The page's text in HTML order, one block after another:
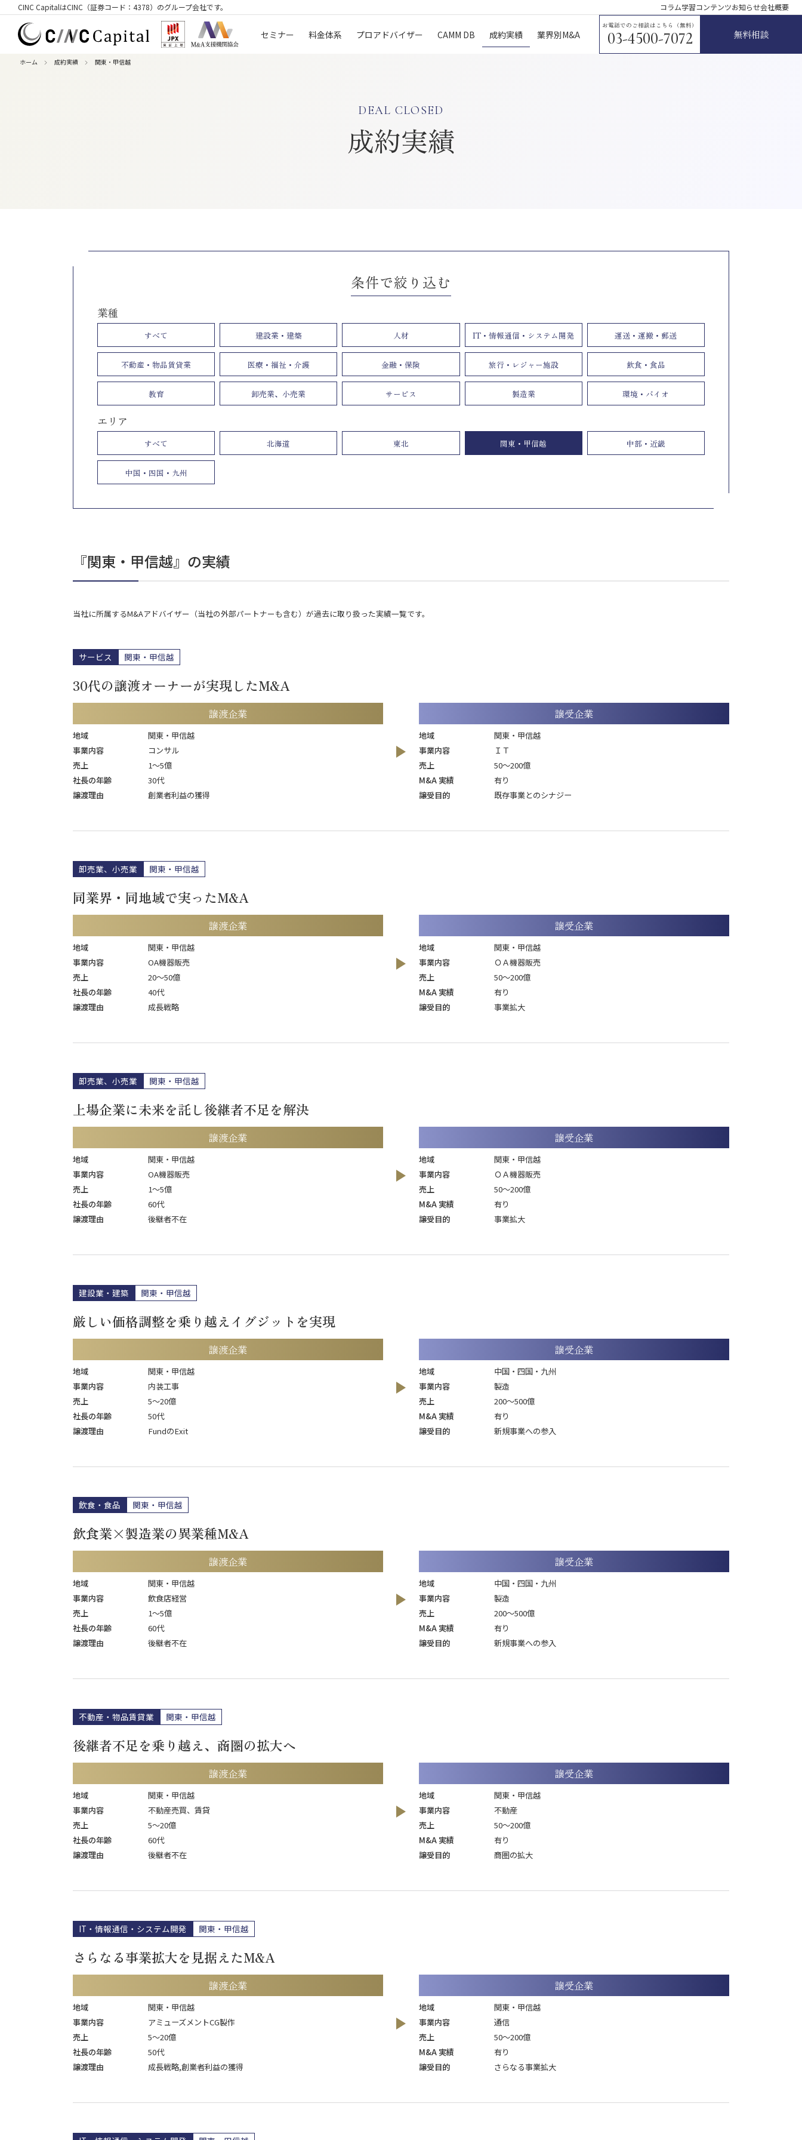
CINC CapitalはCINC（証券コード：4378）のグループ会社です。 コラム学習コンテンツお知らせ会社概要
セミナー 料金体系 プロアドバイザー CAMM DB 成約実績 業界別M&A
お電話でのご相談はこちら（無料）
03-4500-7072 無料相談
ホーム 成約実績 関東・甲信越
DEAL CLOSED
成約実績
条件で絞り込む
業種
すべて 建設業・建築 人材 IT・情報通信・システム開発 運送・運搬・郵送
不動産・物品賃貸業 医療・福祉・介護 金融・保険 旅行・レジャー施設 飲食・食品
教育 卸売業、小売業 サービス 製造業 環境・バイオ
エリア
すべて 北海道 東北 関東・甲信越 中部・近畿
中国・四国・九州
『関東・甲信越』の実績
当社に所属するM&Aアドバイザー（当社の外部パートナーも含む）が過去に取り扱った実績一覧です。
サービス 関東・甲信越
30代の譲渡オーナーが実現したM&A
譲渡企業
地域
関東・甲信越
事業内容
コンサル
売上
1〜5億
社長の年齢
30代
譲渡理由
創業者利益の獲得
譲受企業
地域
関東・甲信越
事業内容
ＩＴ
売上
50～200億
M&A 実績
有り
譲受目的
既存事業とのシナジー
卸売業、小売業 関東・甲信越
同業界・同地域で実ったM&A
譲渡企業
地域
関東・甲信越
事業内容
OA機器販売
売上
20〜50億
社長の年齢
40代
譲渡理由
成長戦略
譲受企業
地域
関東・甲信越
事業内容
ＯＡ機器販売
売上
50～200億
M&A 実績
有り
譲受目的
事業拡大
卸売業、小売業 関東・甲信越
上場企業に未来を託し後継者不足を解決
譲渡企業
地域
関東・甲信越
事業内容
OA機器販売
売上
1〜5億
社長の年齢
60代
譲渡理由
後継者不在
譲受企業
地域
関東・甲信越
事業内容
ＯＡ機器販売
売上
50～200億
M&A 実績
有り
譲受目的
事業拡大
建設業・建築 関東・甲信越
厳しい価格調整を乗り越えイグジットを実現
譲渡企業
地域
関東・甲信越
事業内容
内装工事
売上
5〜20億
社長の年齢
50代
譲渡理由
FundのExit
譲受企業
地域
中国・四国・九州
事業内容
製造
売上
200～500億
M&A 実績
有り
譲受目的
新規事業への参入
飲食・食品 関東・甲信越
飲食業×製造業の異業種M&A
譲渡企業
地域
関東・甲信越
事業内容
飲食店経営
売上
1〜5億
社長の年齢
60代
譲渡理由
後継者不在
譲受企業
地域
中国・四国・九州
事業内容
製造
売上
200～500億
M&A 実績
有り
譲受目的
新規事業への参入
不動産・物品賃貸業 関東・甲信越
後継者不足を乗り越え、商圏の拡大へ
譲渡企業
地域
関東・甲信越
事業内容
不動産売買、賃貸
売上
5〜20億
社長の年齢
60代
譲渡理由
後継者不在
譲受企業
地域
関東・甲信越
事業内容
不動産
売上
50～200億
M&A 実績
有り
譲受目的
商圏の拡大
IT・情報通信・システム開発 関東・甲信越
さらなる事業拡大を見据えたM&A
譲渡企業
地域
関東・甲信越
事業内容
アミューズメントCG製作
売上
5〜20億
社長の年齢
50代
譲渡理由
成長戦略,創業者利益の獲得
譲受企業
地域
関東・甲信越
事業内容
通信
売上
50～200億
M&A 実績
有り
譲受目的
さらなる事業拡大